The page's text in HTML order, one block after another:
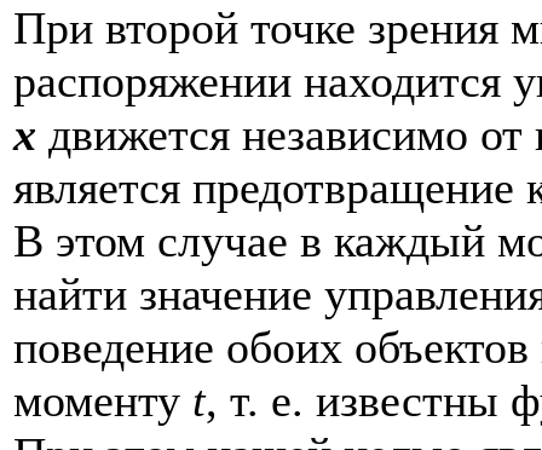
При второй точке зрения
распоряжении находится
x движется независимо
является предотвращение
В этом случае в каждый
найти значение
поведение обоих
моменту t, т. е. известны